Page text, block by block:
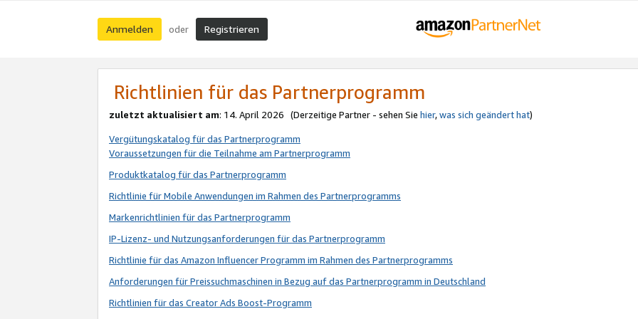
Anmelden oder Registrieren
Richtlinien für das Partnerprogramm
zuletzt aktualisiert am: 14. April 2026 (Derzeitige Partner - sehen Sie hier,was sich geändert hat)
Vergütungskatalog für das Partnerprogramm
Voraussetzungen für die Teilnahme am Partnerprogramm
Produktkatalog für das Partnerprogramm
Richtlinie für Mobile Anwendungen im Rahmen des Partnerprogramms
Markenrichtlinien für das Partnerprogramm
IP-Lizenz- und Nutzungsanforderungen für das Partnerprogramm
Richtlinie für das Amazon Influencer Programm im Rahmen des Partnerprogramms
Anforderungen für Preissuchmaschinen in Bezug auf das Partnerprogramm in Deutschland
Richtlinien für das Creator Ads Boost-Programm